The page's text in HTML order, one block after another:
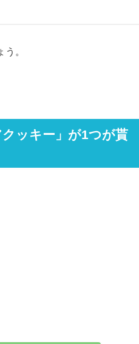
。
ッキー」が1つが貰